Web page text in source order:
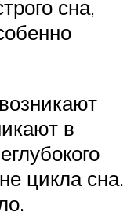
сна,
в
цикла сна.